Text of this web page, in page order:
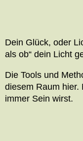
Dein Glück, oder
als ob“ dein Licht
Die Tools und
diesem Raum hier.
immer Sein wirst.